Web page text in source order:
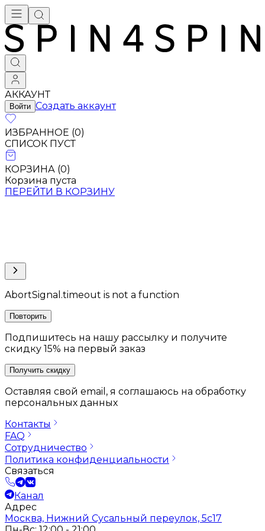
АККАУНТ
Войти Создать аккаунт
ИЗБРАННОЕ (0)
СПИСОК ПУСТ
КОРЗИНА (0)
Корзина пуста
ПЕРЕЙТИ В КОРЗИНУ
AbortSignal.timeout is not a function
Повторить
Подпишитесь на нашу рассылку и получите
скидку 15% на первый заказ
Получить скидку
Оставляя свой email, я соглашаюсь на обработку
персональных данных
Контакты
FAQ
Сотрудничество
Политика конфиденциальности
Связаться
Канал
Адрес
Москва, Нижний Сусальный переулок, 5с17